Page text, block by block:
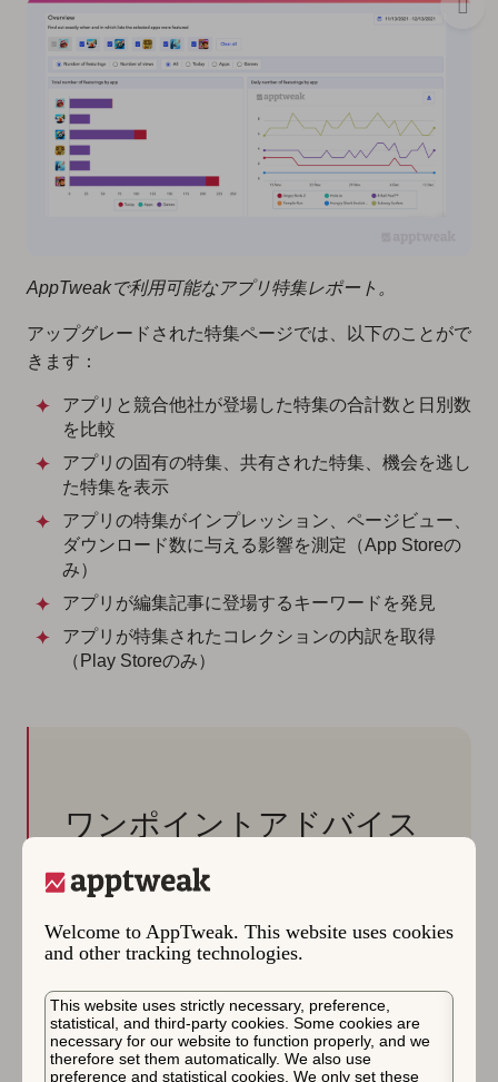
Welcome to AppTweak. This website uses cookies
and other tracking technologies.
This website uses strictly necessary, preference,
statistical, and third-party cookies. Some cookies are
necessary for our website to function properly, and we
therefore set them automatically. We also use
preference and statistical cookies. We only set these
AppTweakで利用可能なアプリ特集レポート。
アップグレードされた特集ページでは、以下のことがで
きます：
アプリと競合他社が登場した特集の合計数と日別数
を比較
アプリの固有の特集、共有された特集、機会を逃し
た特集を表示
アプリの特集がインプレッション、ページビュー、
ダウンロード数に与える影響を測定（App Storeの
み）
アプリが編集記事に登場するキーワードを発見
アプリが特集されたコレクションの内訳を取得
（Play Storeのみ）
ワンポイントアドバイス
近日公開予定… AppTweakは現在、App Store
定しています。データサイエンティストたち
ストール数を推定する作業を行っています。
お楽しみに！